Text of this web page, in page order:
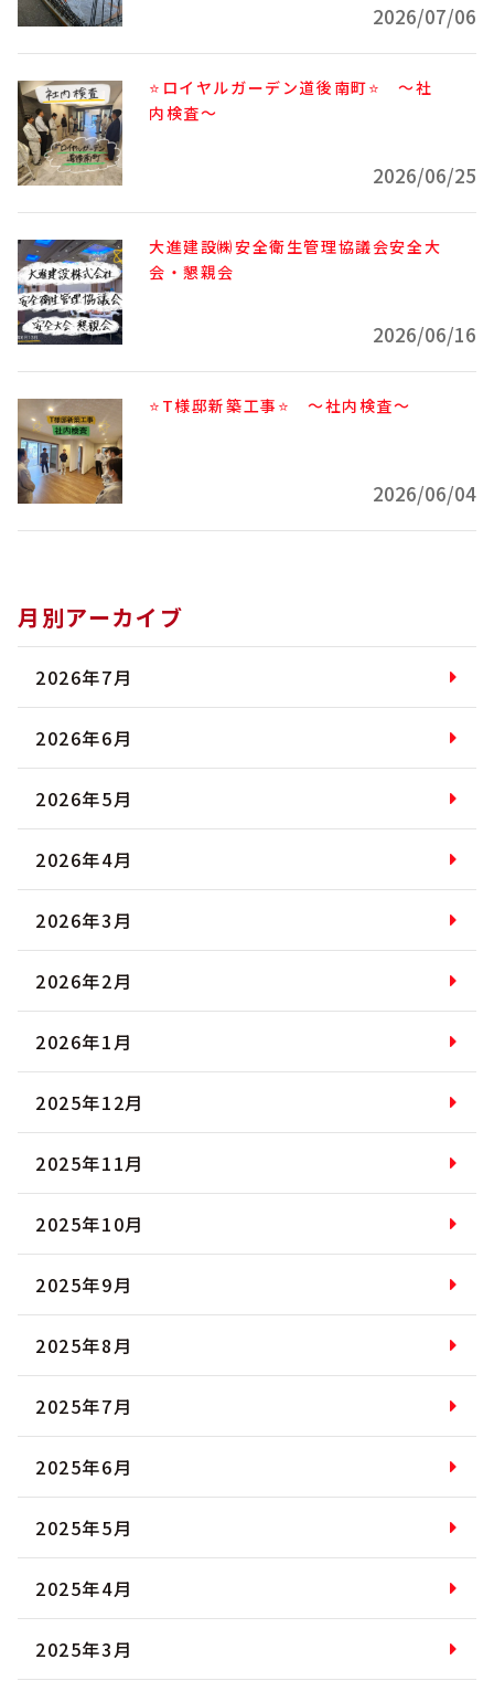
2026/07/06
⭐ロイヤルガーデン道後南町⭐ ～社
内検査～
2026/06/25
大進建設㈱安全衛生管理協議会安全大
会・懇親会
2026/06/16
⭐T様邸新築工事⭐ ～社内検査～
2026/06/04
月別アーカイブ
2026年7月
2026年6月
2026年5月
2026年4月
2026年3月
2026年2月
2026年1月
2025年12月
2025年11月
2025年10月
2025年9月
2025年8月
2025年7月
2025年6月
2025年5月
2025年4月
2025年3月